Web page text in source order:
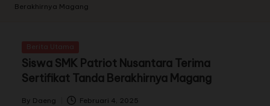
Berakhirnya Magang
Siswa SMK Patriot Nusantara Terima
Sertifikat Tanda Berakhirnya Magang
By Daeng Februari 4, 2025